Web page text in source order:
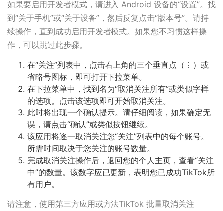
如果要启用开发者模式，请进入 Android 设备的“设置”。找
到“关于手机”或“关于设备”，然后反复点击“版本号”。请持
续操作，直到成功启用开发者模式。如果您不习惯这样操
作，可以跳过此步骤。
在“关注”列表中，点击右上角的三个垂直点（⋮）或
省略号图标，即可打开下拉菜单。
在下拉菜单中，找到名为“取消关注所有”或类似字样
的选项。点击该选项即可开始取消关注。
此时将出现一个确认提示。请仔细阅读，如果确定无
误，请点击“确认”或类似按钮继续。
该应用将逐一取消关注您“关注”列表中的每个账号。
所需时间取决于您关注的账号数量。
完成取消关注操作后，返回您的个人主页，查看“关注
中”的数量。该数字应已更新，表明您已成功TikTok所
有用户。
请注意，使用第三方应用或方法TikTok 批量取消关注